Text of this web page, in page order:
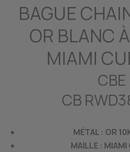
BAGUE
OR BLANC
MIAMI
CBE
CB
MÉTAL : OR
MAILLE : MIAMI